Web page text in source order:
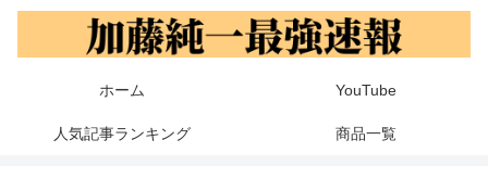
ホーム YouTube
人気記事ランキング 商品一覧